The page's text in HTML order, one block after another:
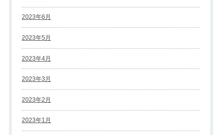
2023年6月
2023年5月
2023年4月
2023年3月
2023年2月
2023年1月